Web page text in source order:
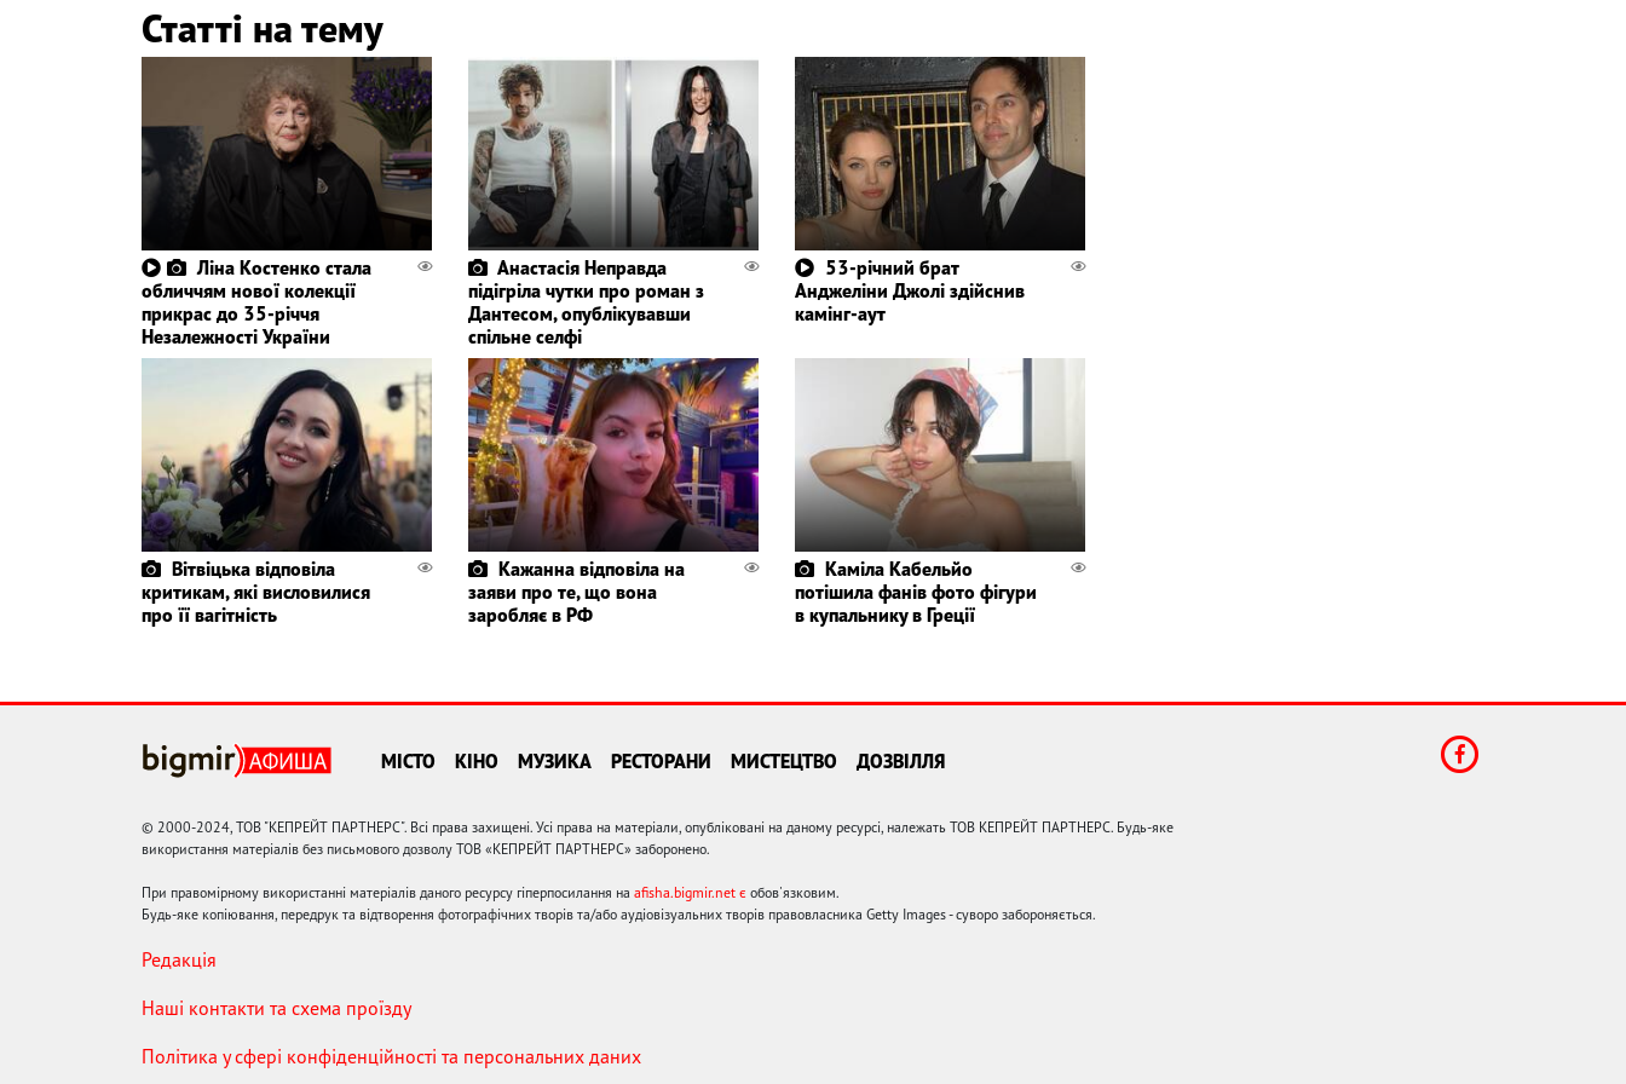
Статті на тему
Ліна Костенко стала
обличчям нової колекції
прикрас до 35-річчя
Незалежності України
Анастасія Неправда
підігріла чутки про роман з
Дантесом, опублікувавши
спільне селфі
53-річний брат
Анджеліни Джолі здійснив
камінг-аут
Вітвіцька відповіла
критикам, які висловилися
про її вагітність
Кажанна відповіла на
заяви про те, що вона
заробляє в РФ
Каміла Кабельйо
потішила фанів фото фігури
в купальнику в Греції
МІСТО КІНО МУЗИКА РЕСТОРАНИ МИСТЕЦТВО ДОЗВІЛЛЯ
© 2000-2024, ТОВ "КЕПРЕЙТ ПАРТНЕРС". Всі права захищені. Усі права на матеріали, опубліковані на даному ресурсі, належать ТОВ КЕПРЕЙТ ПАРТНЕРС. Будь-яке
використання матеріалів без письмового дозволу ТОВ «КЕПРЕЙТ ПАРТНЕРС» заборонено.
При правомірному використанні матеріалів даного ресурсу гіперпосилання на afisha.bigmir.net є обов'язковим.
Будь-яке копіювання, передрук та відтворення фотографічних творів та/або аудіовізуальних творів правовласника Getty Images - суворо забороняється.
Редакція
Наші контакти та схема проїзду
Політика у сфері конфіденційності та персональних даних